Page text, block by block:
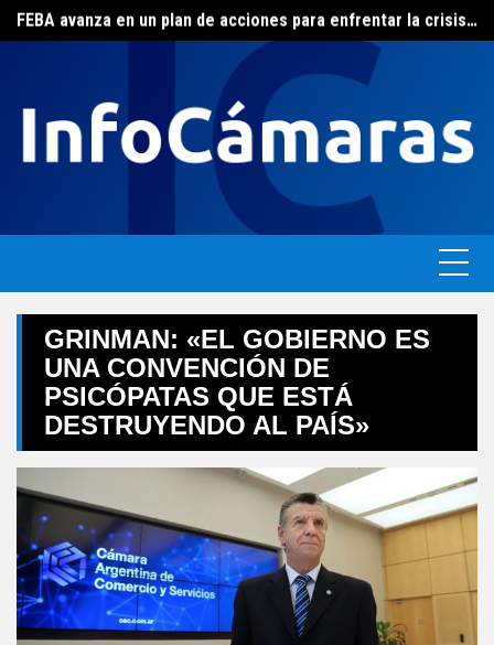
Skip
toEl ERAS continúa con el beneficio de la tarifa social del agua
GRINMAN: «EL GOBIERNO ES
UNA CONVENCIÓN DE
PSICÓPATAS QUE ESTÁ
DESTRUYENDO AL PAÍS»